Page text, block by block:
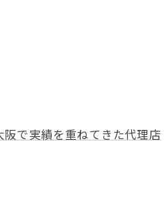
阪で実績を重ねてきた代理店